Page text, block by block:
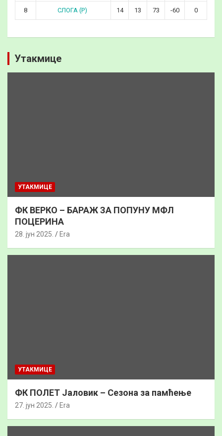
8 СЛОГА (Р) 14 13 73 -60 0
Утакмице
УТАКМИЦЕ
ФК ВЕРКО – БАРАЖ ЗА ПОПУНУ МФЛ
ПОЦЕРИНА
28. јун 2025. Era
УТАКМИЦЕ
ФК ПОЛЕТ Јаловик – Сезона за памћење
27. јун 2025. Era